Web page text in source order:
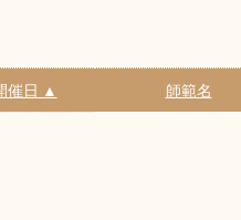
催日 ▲ 師範名